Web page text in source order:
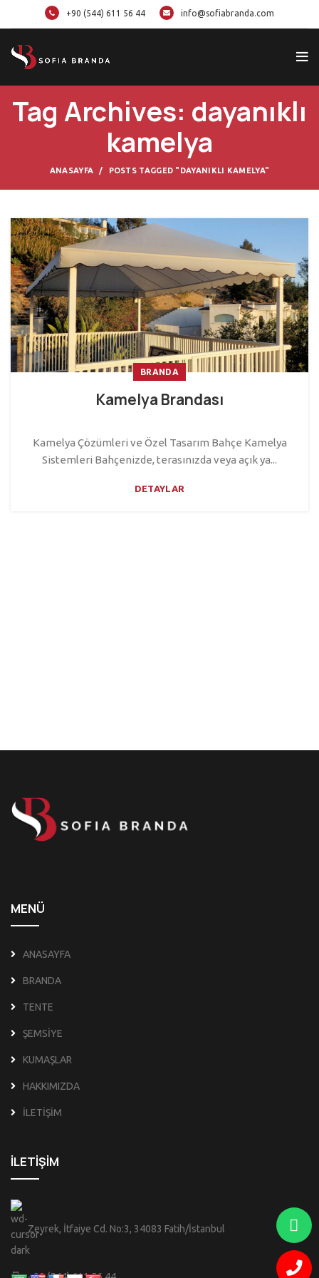
+90 (544) 611 56 44 info@sofiabranda.com
Tag Archives: dayanıklı
kamelya
ANASAYFA POSTS TAGGED "DAYANIKLI KAMELYA"
BRANDA
Kamelya Brandası
Kamelya Çözümleri ve Özel Tasarım Bahçe Kamelya
Sistemleri Bahçenizde, terasınızda veya açık ya...
DETAYLAR
MENÜ
ANASAYFA
BRANDA
TENTE
ŞEMSİYE
KUMAŞLAR
HAKKIMIZDA
İLETİŞİM
İLETİŞİM
Zeyrek, İtfaiye Cd. No:3, 34083 Fatih/İstanbul